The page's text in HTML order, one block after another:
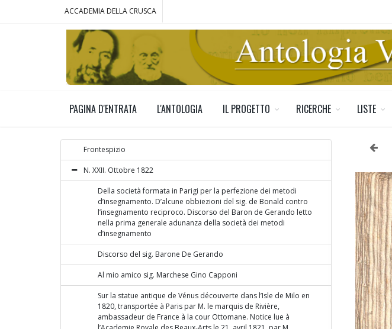
ACCADEMIA DELLA CRUSCA
PAGINA D'ENTRATA L'ANTOLOGIA IL PROGETTO RICERCHE LISTE
Frontespizio
N. XXII. Ottobre 1822
Della società formata in Parigi per la perfezione dei metodi
d’insegnamento. D’alcune obbiezioni del sig. de Bonald contro
l’insegnamento reciproco. Discorso del Baron de Gerando letto
nella prima generale adunanza della società dei metodi
d’insegnamento
Discorso del sig. Barone De Gerando
Al mio amico sig. Marchese Gino Capponi
Sur la statue antique de Vénus découverte dans l’Isle de Milo en
1820, transportée à Paris par M. le marquis de Rivière,
ambassadeur de France à la cour Ottomane. Notice lue à